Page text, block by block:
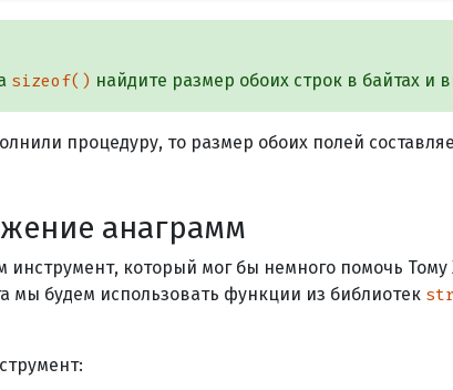
sizeof() найдите размер обоих строк в байтах и
процедуру, то размер обоих полей
анаграмм
инструмент, который мог бы немного помочь
мы будем использовать функции из библиотек